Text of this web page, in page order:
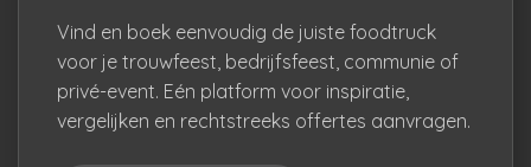
Vind en boek eenvoudig de juiste foodtruck
voor je trouwfeest, bedrijfsfeest, communie of
privé-event. Eén platform voor inspiratie,
vergelijken en rechtstreeks offertes aanvragen.